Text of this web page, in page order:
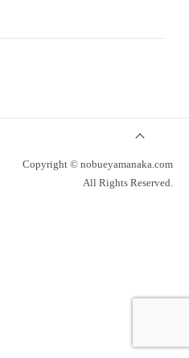
Copyright © nobueyamanaka.com
All Rights Reserved.